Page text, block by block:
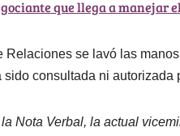
que llega a manejar
se lavó las
consultada ni autorizada
Nota Verbal, la actual